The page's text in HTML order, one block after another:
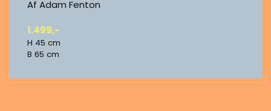
Af Adam Fenton
1.499,-
H 45 cm
B 65 cm